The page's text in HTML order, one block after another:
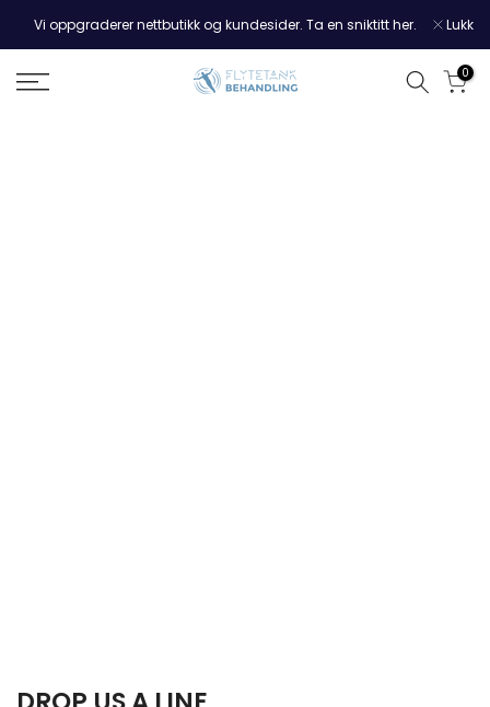
Hopp
til
innholdet
Vi oppgraderer nettbutikk og kundesider. Ta en sniktitt her. Lukk
0